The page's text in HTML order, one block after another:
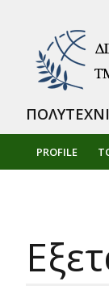
PROFILE